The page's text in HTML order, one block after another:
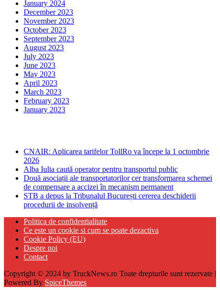
January 2024
December 2023
November 2023
October 2023
September 2023
August 2023
July 2023
June 2023
May 2023
April 2023
March 2023
February 2023
January 2023
CNAIR: Aplicarea tarifelor TollRo va începe la 1 octombrie
2026
Alba Iulia caută operator pentru transportul public
Două asociații ale transportatorilor cer transformarea schemei
de compensare a accizei în mecanism permanent
STB a depus la Tribunalul București cererea deschiderii
procedurii de insolvență
Politica de confidentialitate
Ce este un cookie si cum se poate dezactiva
Cookie Policy (EU)
Despre noi
Contact
Copyright © 2024 by TruckNews.ro Toate drepturile sunt rezervate |
Powered By SpiceThemes